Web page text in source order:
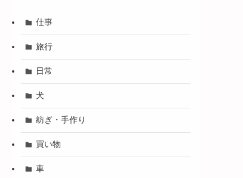
仕事
旅行
日常
犬
紡ぎ・手作り
買い物
車